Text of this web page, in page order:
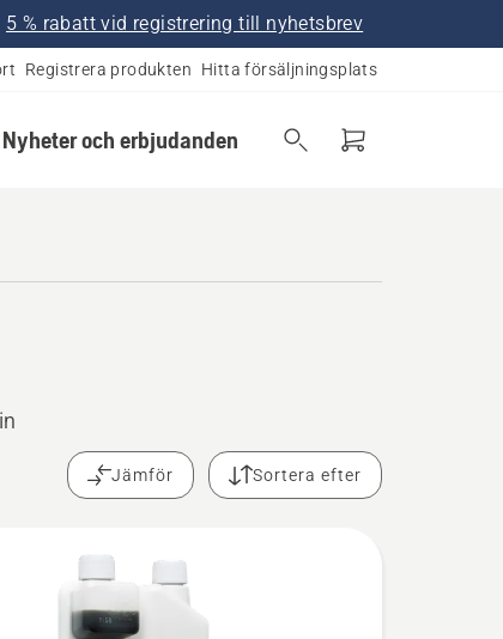
5 % rabatt vid registrering till nyhetsbrev
Registrera produkten Hitta försäljningsplats
Nyheter och erbjudanden
Jämför Sortera efter